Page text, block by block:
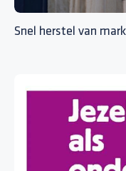
Snel herstel van